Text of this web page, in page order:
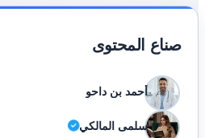
صناع المحتوى
أحمد بن داحو
سلمى المالكي